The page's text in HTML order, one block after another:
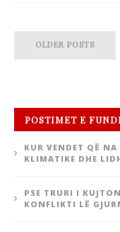
OLDER POSTS
POSTIMET E
KUR VENDET QË
KLIMATIKE DHE
PSE TRURI I
KONFLIKTI LË